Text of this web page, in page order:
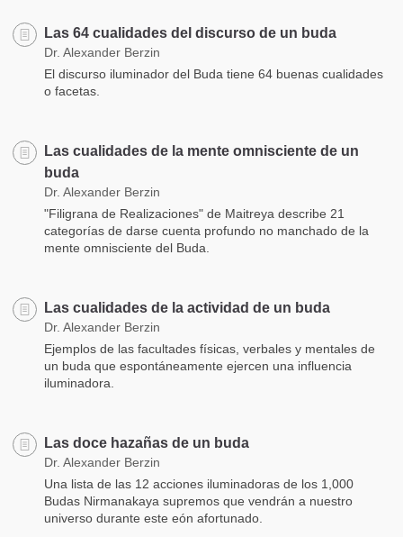
Las 64 cualidades del discurso de un buda
Dr. Alexander Berzin
El discurso iluminador del Buda tiene 64 buenas cualidades
o facetas.
Las cualidades de la mente omnisciente de un
buda
Dr. Alexander Berzin
"Filigrana de Realizaciones" de Maitreya describe 21
categorías de darse cuenta profundo no manchado de la
mente omnisciente del Buda.
Las cualidades de la actividad de un buda
Dr. Alexander Berzin
Ejemplos de las facultades físicas, verbales y mentales de
un buda que espontáneamente ejercen una influencia
iluminadora.
Las doce hazañas de un buda
Dr. Alexander Berzin
Una lista de las 12 acciones iluminadoras de los 1,000
Budas Nirmanakaya supremos que vendrán a nuestro
universo durante este eón afortunado.